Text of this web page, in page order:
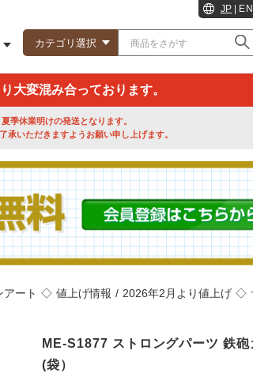
大変混み合っております。
季休業明けの発送となります。
承いただきますようお願い申し上げます。
ート ◇ 値上げ情報 / 2026年2月より値上げ ◇
ME-S1877 ストロングパーツ 鉄
(袋）
JP EN